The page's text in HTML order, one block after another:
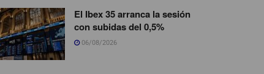
El Ibex 35 arranca la sesión
con subidas del 0,5%
06/08/2026